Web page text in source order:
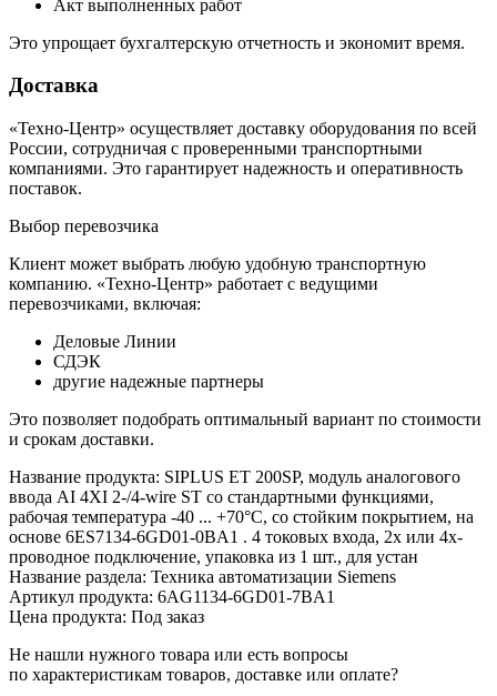
Акт выполненных работ
Это упрощает бухгалтерскую отчетность и экономит время.
Доставка
«Техно-Центр» осуществляет доставку оборудования по всей
России, сотрудничая с проверенными транспортными
компаниями. Это гарантирует надежность и оперативность
поставок.
Выбор перевозчика
Клиент может выбрать любую удобную транспортную
компанию. «Техно-Центр» работает с ведущими
перевозчиками, включая:
Деловые Линии
СДЭК
другие надежные партнеры
Это позволяет подобрать оптимальный вариант по стоимости
и срокам доставки.
Название продукта: SIPLUS ET 200SP, модуль аналогового
ввода AI 4XI 2-/4-wire ST со стандартными функциями,
рабочая температура -40 ... +70°C, со стойким покрытием, на
основе 6ES7134-6GD01-0BA1 . 4 токовых входа, 2х или 4х-
проводное подключение, упаковка из 1 шт., для устан
Название раздела: Техника автоматизации Siemens
Артикул продукта: 6AG1134-6GD01-7BA1
Цена продукта: Под заказ
Не нашли нужного товара или есть вопросы
по характеристикам товаров, доставке или оплате?